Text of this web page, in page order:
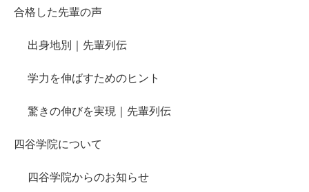
合格した先輩の声
出身地別｜先輩列伝
学力を伸ばすためのヒント
驚きの伸びを実現｜先輩列伝
四谷学院について
四谷学院からのお知らせ